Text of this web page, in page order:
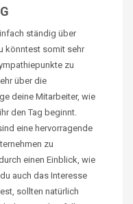
ständig über
könntest somit sehr
zu
über die
deine Mitarbeiter, wie
den Tag beginnt.
eine hervorragende
zu
einen Einblick, wie
auch das Interesse
sollten natürlich